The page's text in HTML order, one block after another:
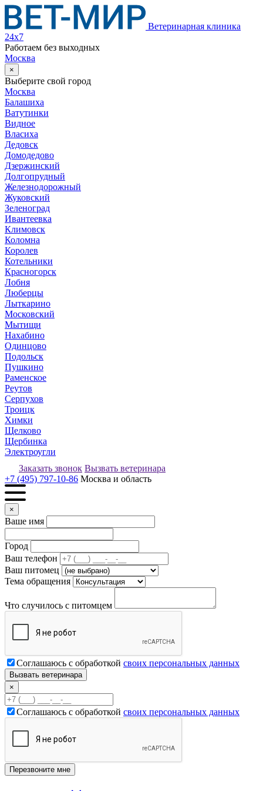
Ветеринарная клиника
24х7
Работаем без выходных
Москва
×
Выберите свой город
Москва
Балашиха
Ватутинки
Видное
Власиха
Дедовск
Домодедово
Дзержинский
Долгопрудный
Железнодорожный
Жуковский
Зеленоград
Ивантеевка
Климовск
Коломна
Королев
Котельники
Красногорск
Лобня
Люберцы
Лыткарино
Московский
Мытищи
Нахабино
Одинцово
Подольск
Пушкино
Раменское
Реутов
Серпухов
Троицк
Химки
Щелково
Щербинка
Электроугли
Заказать звонок Вызвать ветеринара
+7 (495) 797-10-86 Москва и область
×
Ваше имя
Город
Ваш телефон
Ваш питомец
Тема обращения
Что случилось с питомцем
Соглашаюсь с обработкой своих персональных данных
×
Соглашаюсь с обработкой своих персональных данных